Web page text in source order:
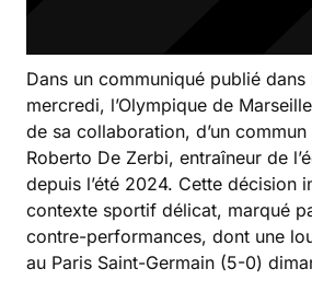
Dans un communiqué publié
mercredi, l’Olympique de
de sa collaboration, d’un
Roberto De Zerbi, entraîneur de
depuis l’été 2024. Cette décision
contexte sportif délicat, marqué
contre-performances, dont une
au Paris Saint-Germain (5-0)